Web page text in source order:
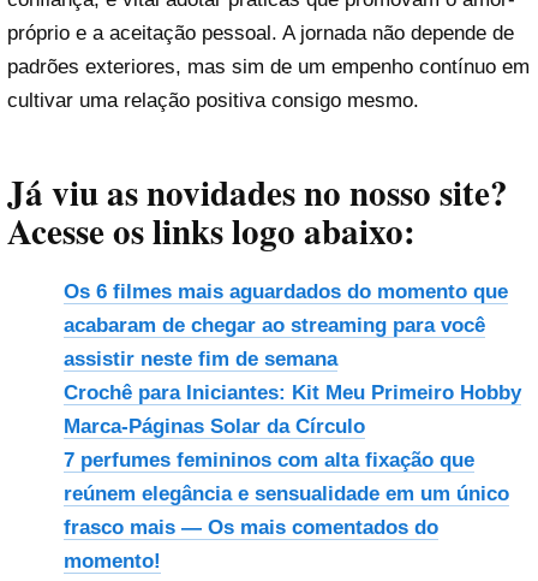
próprio e a aceitação pessoal. A jornada não depende de
padrões exteriores, mas sim de um empenho contínuo em
cultivar uma relação positiva consigo mesmo.
Já viu as novidades no nosso site?
Acesse os links logo abaixo:
Os 6 filmes mais aguardados do momento que
acabaram de chegar ao streaming para você
assistir neste fim de semana
Crochê para Iniciantes: Kit Meu Primeiro Hobby
Marca-Páginas Solar da Círculo
7 perfumes femininos com alta fixação que
reúnem elegância e sensualidade em um único
frasco mais — Os mais comentados do
momento!